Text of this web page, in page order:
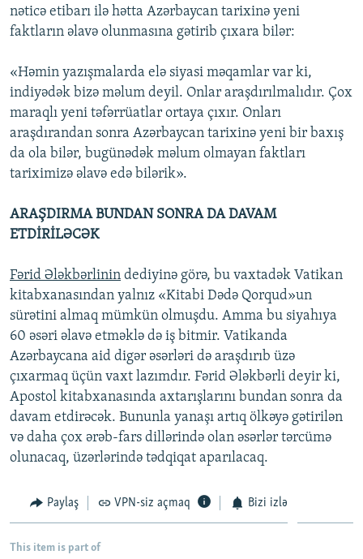
nəticə etibarı ilə hətta Azərbaycan tarixinə yeni
faktların əlavə olunmasına gətirib çıxara bilər:
«Həmin yazışmalarda elə siyasi məqamlar var ki,
indiyədək bizə məlum deyil. Onlar araşdırılmalıdır. Çox
maraqlı yeni təfərrüatlar ortaya çıxır. Onları
araşdırandan sonra Azərbaycan tarixinə yeni bir baxış
da ola bilər, bugünədək məlum olmayan faktları
tariximizə əlavə edə bilərik».
ARAŞDIRMA BUNDAN SONRA DA DAVAM
ETDİRİLƏCƏK
Fərid Ələkbərlinin dediyinə görə, bu vaxtadək Vatikan
kitabxanasından yalnız «Kitabi Dədə Qorqud»un
sürətini almaq mümkün olmuşdu. Amma bu siyahıya
60 əsəri əlavə etməklə də iş bitmir. Vatikanda
Azərbaycana aid digər əsərləri də araşdırıb üzə
çıxarmaq üçün vaxt lazımdır. Fərid Ələkbərli deyir ki,
Apostol kitabxanasında axtarışlarını bundan sonra da
davam etdirəcək. Bununla yanaşı artıq ölkəyə gətirilən
və daha çox ərəb-fars dillərində olan əsərlər tərcümə
olunacaq, üzərlərində tədqiqat aparılacaq.
Paylaş VPN-siz açmaq Bizi izlə
This item is part of